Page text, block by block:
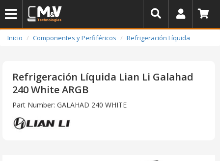
Inicio Componentes y Perfiféricos Refrigeración Líquida
Refrigeración Líquida Lian Li Galahad
240 White ARGB
Part Number: GALAHAD 240 WHITE